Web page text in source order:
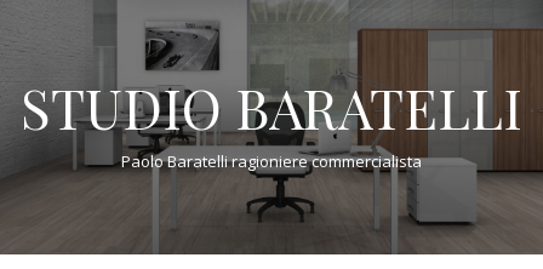
STUDIO BARATELLI
Paolo Baratelli ragioniere commercialista